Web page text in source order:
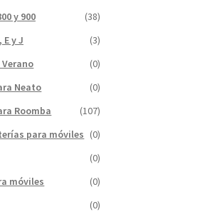
y 900
(38)
E y J
(3)
(0)
Neato
(0)
Roomba
(107)
para móviles (0)
(0)
móviles
(0)
(0)